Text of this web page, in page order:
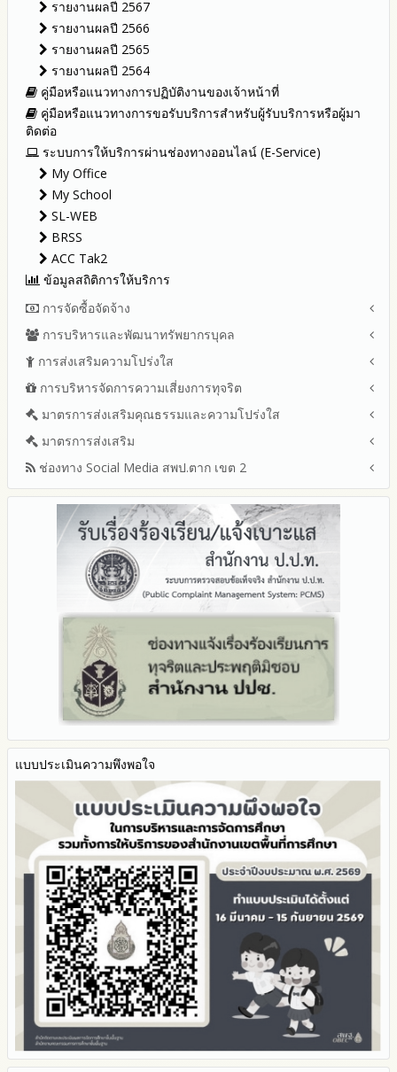
รายงานผลปี 2567
รายงานผลปี 2566
รายงานผลปี 2565
รายงานผลปี 2564
คู่มือหรือแนวทางการปฏิบัติงานของเจ้าหน้าที่
คู่มือหรือแนวทางการขอรับบริการสำหรับผู้รับบริการหรือผู้มา
ติดต่อ
ระบบการให้บริการผ่านช่องทางออนไลน์ (E-Service)
My Office
My School
SL-WEB
BRSS
ACC Tak2
ข้อมูลสถิติการให้บริการ
การจัดซื้อจัดจ้าง
สรุปผลการจัดซื้อจัดจ้างหรือการจัดหาพัสดุรายเดือน ประจำ
ปีงบประมาณ พ.ศ.2569 (แบบ สขร.1)
เขตพื้นที่การศึกษา ประจำปีงบประมาณ พ.ศ. 2568
การบริหารและพัฒนาทรัพยากรบุคล
หลักเกณฑ์และแผนการบริหารและพัฒนาทรัพยากรบุคลล ประจำ
ปีงบประมาณ พ.ศ.2569
รายงานผลการบริหารและพัฒนาทรัพยากรบุคคลประจำ
ปีงบประมาณ
ประมวลจริยธรรมและการขับเคลื่อนจริยธรรม
การส่งเสริมความโปร่งใส
แนวปฏิบัติการจัดการเรื่องร้องเรียนการทุจริตและประพฤติมิชอบ
ช่องทางแจ้งเรื่องร้องเรียนการทุจริตและประพฤติมิชอบ
ข้อมูลสถิติเรื่องร้องเรียนการทุจริตและประพฤติมิชอบ ประจำ
ปีงบประมาณ
การเปิดโอกาสให้มีส่วนร่วมในการดำเนินงานปีงบประมาณ
การบริหารจัดการความเสี่ยงการทุจริต
การขับเคลื่อนนโยบาย No Gift Policy จากการปฏิบัติหน้าที่และ
การเสริมสร้างรู้เกี่ยวกับหลักเกณฑ์การรับทรัพย์สินหรือประโยชน์อื่น
ใดโดยธรรมจรรยาของเจ้าพนักงานของรัฐ
การประเมินความเสี่ยงการทุจริต ในสำนักงานเขตพื้นที่การศึกษา
ประจำปีงบประมาณ
รายงานผลการดำเนินการตามแผนบริหารจัดการความเสี่ยงการ
ทุจริตของสำนักงานเขตพื้นที่การศึกษา ประจำงบประมาณ
มาตรการส่งเสริมคุณธรรมและความโปร่งใส
แผนปฏิบัติการป้องกันการทุจริตประจำปีงบประมาณ
2569
2568
2567
2566
2565
รายงานผลการดำเนินการป้องกันการทุจริตประจำปี
2568
2565
2564
2563
รายงานการกำกับติดตาม
มาตรการส่งเสริมคุณธรรมและความโปร่งใสภายใน สพท.
การนำผลการประเมิน ITA ไปสู่การพัฒนาองค์กร
รายงานผลการดำเนินการเพื่อส่งเสริมคุณธรรมและความโปร่งใส
ภายใน สพท. ประจำปีงบประมาณ
มาตรการส่งเสริม
มาตรการเผยแพร่ข้อมูลต่อสาธารณะ
มาตรการส่งเสริมความโปร่งใสในการจัดซื้อจัดจ้าง
มาตราการจัดการเรื่องร้องเรียนการทุจริต
มาตรการป้องกันการรับสินบน
มาตรการป้องกันการขัดกันระหว่างผลประโยชน์ส่วนตนกับส่วนรวม
มาตรการตรวจสอบการใช้ดุลพินิจ
มาตราการให้ผู้มีส่วนได้ส่วนเสียมีส่วนร่วม
ช่องทาง Social Media สพป.ตาก เขต 2
Q&A / ชมเชย / เสนอแนะ
Facebook เพจ สพป.ตาก 2
Youtube ช่อง สพป.ตาก เขต 2
Youtube เรื่องเล่าข่าวตาก 2
แบบประเมินความพึงพอใจ